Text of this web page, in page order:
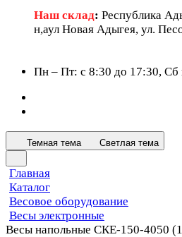
Наш склад: Республика
н,аул Новая Адыгея, ул.
Пн – Пт: c 8:30 до 17:30, Сб
Темная тема Светлая тема
Главная
Каталог
Весовое оборудование
Весы электронные
Весы напольные СКЕ-150-4050